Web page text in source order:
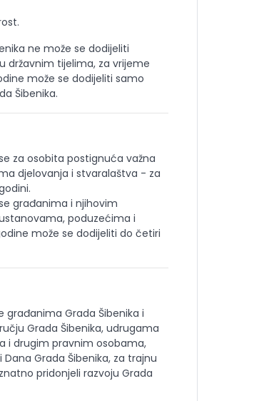
ne može se dodijeliti
tijelima, za vrijeme
može se dodijeliti samo
Šibenika.
za osobita postignuća važna
djelovanja i stvaralaštva - za
građanima i njihovim
poduzećima i
može se dodijeliti do četiri
građanima Grada Šibenika i
Grada Šibenika, udrugama
i drugim pravnim osobama,
Grada Šibenika, za trajnu
pridonjeli razvoju Grada